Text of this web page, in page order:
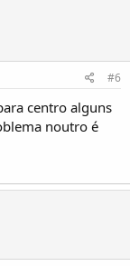
#6
centro alguns
noutro é